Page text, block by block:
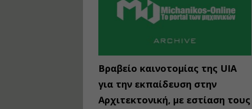
Βραβείο καινοτομίας της UIA
για την εκπαίδευση στην
Αρχιτεκτονική, με εστίαση τους